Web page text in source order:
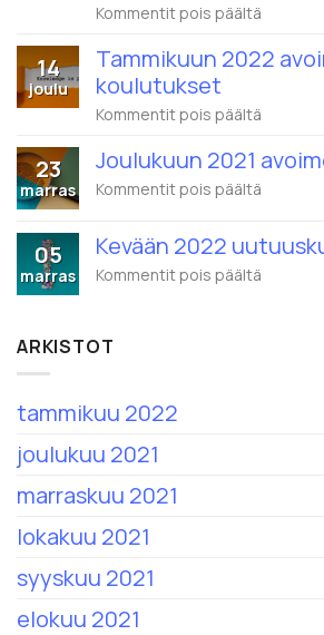
Kommentit pois päältä
Training
ja
alkaen
nimi
14
joulu
Tammikuun 2022
koulutukset
Kommentit pois päältä
2022
avoimet
23
marras
Joulukuun 2021
Kommentit pois päältä
avoimet
05
marras
Kevään 2022
Kommentit pois päältä
ARKISTOT
tammikuu 2022
joulukuu 2021
marraskuu 2021
lokakuu 2021
syyskuu 2021
elokuu 2021